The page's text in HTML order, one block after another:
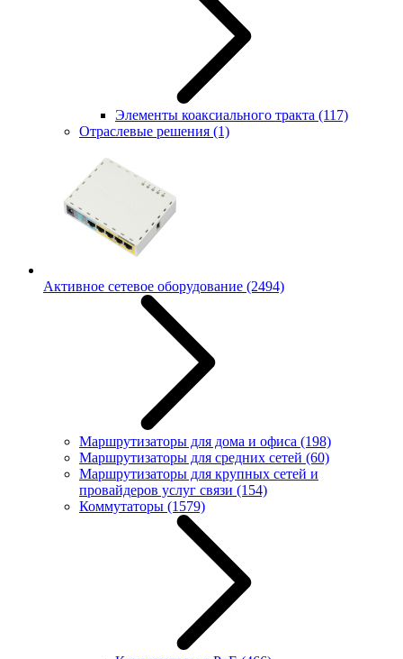
Элементы коаксиального тракта (117)
Отраслевые решения (1)
Активное сетевое оборудование (2494)
Маршрутизаторы для дома и офиса (198)
Маршрутизаторы для средних сетей (60)
Маршрутизаторы для крупных сетей и
провайдеров услуг связи (154)
Коммутаторы (1579)